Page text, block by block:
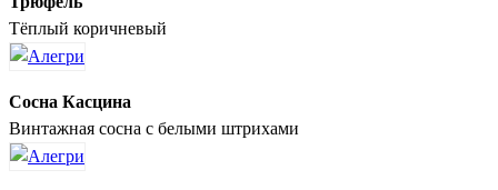
Тёплый коричневый
Сосна Касцина
Винтажная сосна с белыми штрихами